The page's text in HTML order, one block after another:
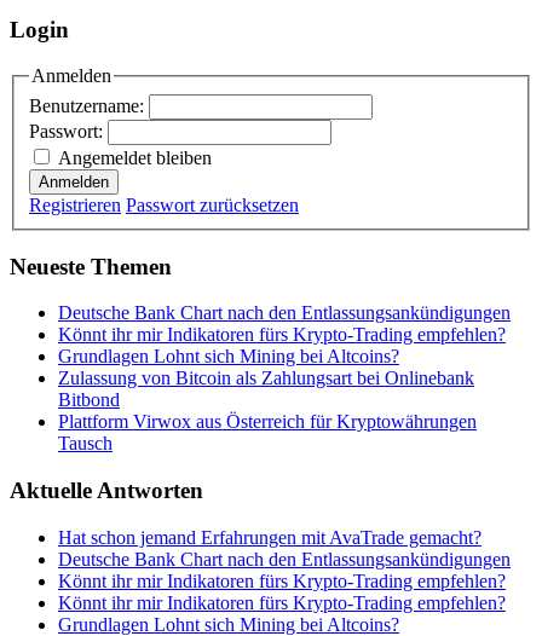
Login
Anmelden
Benutzername:
Passwort:
Angemeldet bleiben
Anmelden
Registrieren Passwort zurücksetzen
Neueste Themen
Deutsche Bank Chart nach den Entlassungsankündigungen
Könnt ihr mir Indikatoren fürs Krypto-Trading empfehlen?
Grundlagen Lohnt sich Mining bei Altcoins?
Zulassung von Bitcoin als Zahlungsart bei Onlinebank
Bitbond
Plattform Virwox aus Österreich für Kryptowährungen
Tausch
Aktuelle Antworten
Hat schon jemand Erfahrungen mit AvaTrade gemacht?
Deutsche Bank Chart nach den Entlassungsankündigungen
Könnt ihr mir Indikatoren fürs Krypto-Trading empfehlen?
Könnt ihr mir Indikatoren fürs Krypto-Trading empfehlen?
Grundlagen Lohnt sich Mining bei Altcoins?